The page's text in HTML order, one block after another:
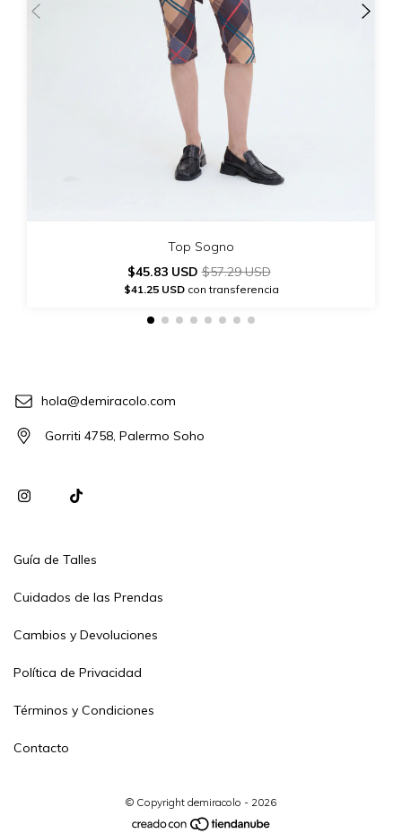
Top Sogno
$45.83 USD$57.29 USD
$41.25 USDcon transferencia
hola@demiracolo.com
Gorriti 4758, Palermo Soho
Guía de Talles
Cuidados de las Prendas
Cambios y Devoluciones
Política de Privacidad
Términos y Condiciones
Contacto
© Copyright demiracolo - 2026